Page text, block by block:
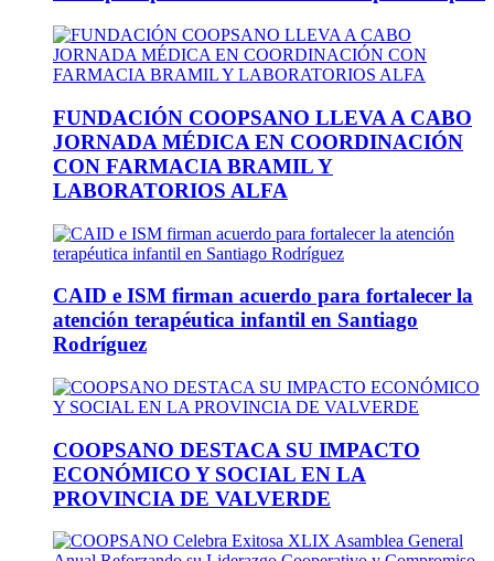
FUNDACIÓN COOPSANO LLEVA A CABO
JORNADA MÉDICA EN COORDINACIÓN
CON FARMACIA BRAMIL Y
LABORATORIOS ALFA
CAID e ISM firman acuerdo para fortalecer la
atención terapéutica infantil en Santiago
Rodríguez
COOPSANO DESTACA SU IMPACTO
ECONÓMICO Y SOCIAL EN LA
PROVINCIA DE VALVERDE